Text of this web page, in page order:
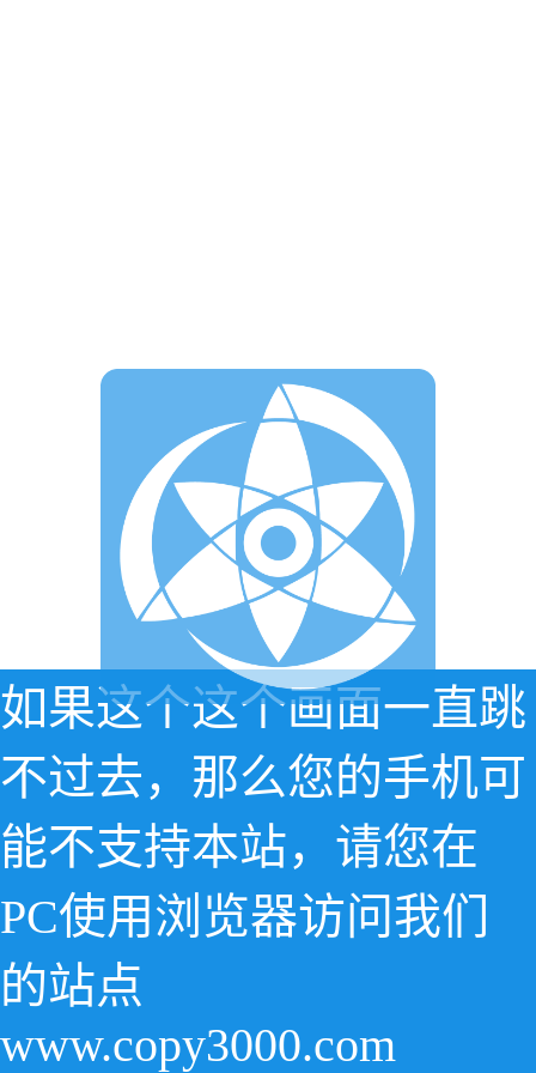
如果这个这个画面一直跳
不过去，那么您的手机可
能不支持本站，请您在
PC使用浏览器访问我们
的站点
www.copy3000.com